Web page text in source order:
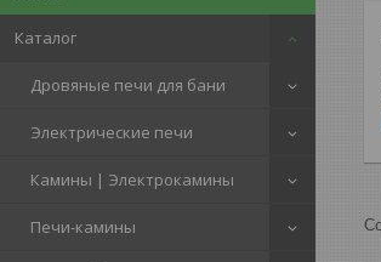
Каталог
Дровяные печи для бани
Электрические печи
Камины | Электрокамины
Печи-камины